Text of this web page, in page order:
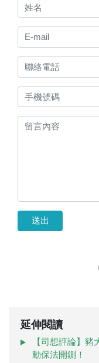
送出
延伸閱讀
【司想評論】
動保法開鍘！